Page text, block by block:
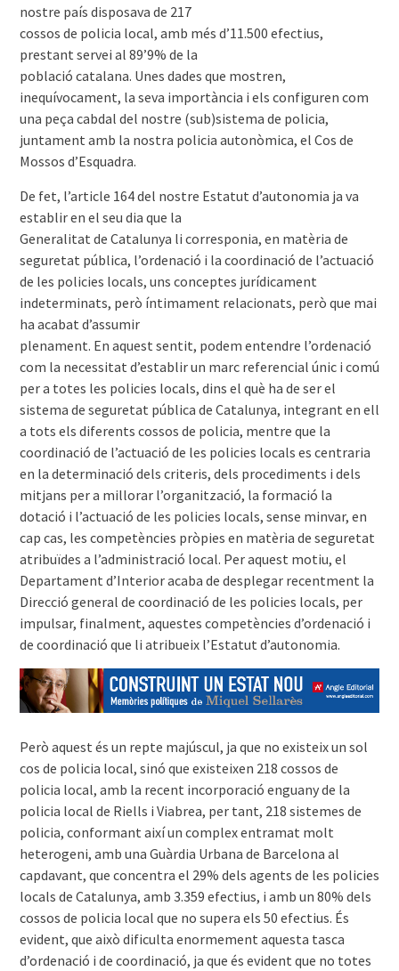
nostre país disposava de 217
cossos de policia local, amb més d’11.500 efectius,
prestant servei al 89’9% de la
població catalana. Unes dades que mostren,
inequívocament, la seva importància i els configuren com
una peça cabdal del nostre (sub)sistema de policia,
juntament amb la nostra policia autonòmica, el Cos de
Mossos d’Esquadra.
De fet, l’article 164 del nostre Estatut d’autonomia ja va
establir en el seu dia que la
Generalitat de Catalunya li corresponia, en matèria de
seguretat pública, l’ordenació i la coordinació de l’actuació
de les policies locals, uns conceptes jurídicament
indeterminats, però íntimament relacionats, però que mai
ha acabat d’assumir
plenament. En aquest sentit, podem entendre l’ordenació
com la necessitat d’establir un marc referencial únic i comú
per a totes les policies locals, dins el què ha de ser el
sistema de seguretat pública de Catalunya, integrant en ell
a tots els diferents cossos de policia, mentre que la
coordinació de l’actuació de les policies locals es centraria
en la determinació dels criteris, dels procediments i dels
mitjans per a millorar l’organització, la formació la
dotació i l’actuació de les policies locals, sense minvar, en
cap cas, les competències pròpies en matèria de seguretat
atribuïdes a l’administració local. Per aquest motiu, el
Departament d’Interior acaba de desplegar recentment la
Direcció general de coordinació de les policies locals, per
impulsar, finalment, aquestes competències d’ordenació i
de coordinació que li atribueix l’Estatut d’autonomia.
Però aquest és un repte majúscul, ja que no existeix un sol
cos de policia local, sinó que existeixen 218 cossos de
policia local, amb la recent incorporació enguany de la
policia local de Riells i Viabrea, per tant, 218 sistemes de
policia, conformant així un complex entramat molt
heterogeni, amb una Guàrdia Urbana de Barcelona al
capdavant, que concentra el 29% dels agents de les policies
locals de Catalunya, amb 3.359 efectius, i amb un 80% dels
cossos de policia local que no supera els 50 efectius. És
evident, que això dificulta enormement aquesta tasca
d’ordenació i de coordinació, ja que és evident que no totes